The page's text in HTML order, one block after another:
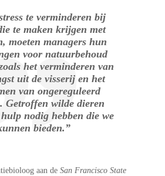
te verminderen bij
te maken krijgen met
moeten managers hun
voor natuurbehoud
het verminderen van
uit de visserij en het
van ongereguleerd
Getroffen wilde dieren
nodig hebben die we
bieden.”
aan de San Francisco State